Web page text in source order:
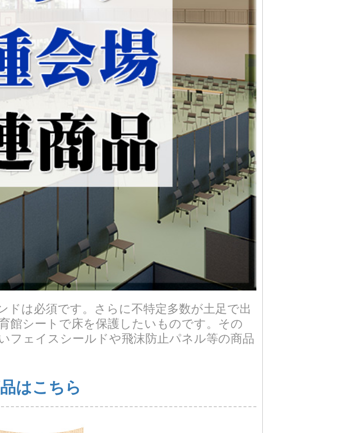
ドは必須です。さらに不特定多数が土足で出
館シートで床を保護したいものです。その
フェイスシールドや飛沫防止パネル等の商品
はこちら